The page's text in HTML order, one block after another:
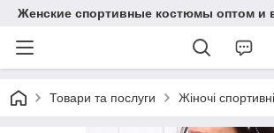
Женские спортивные костюмы оптом и
Товари та послуги Жіночі